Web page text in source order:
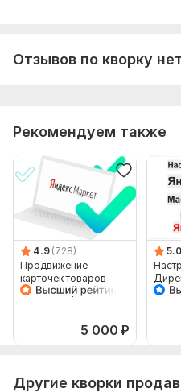
Отзывов по кворку
Рекомендуем также
4.9 (728)
Продвижение
карточек товаров
Яндекс Маркет в
5 000 ₽
5.0
Другие кворки